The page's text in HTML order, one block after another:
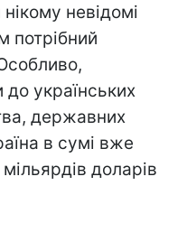
невідомі
потрібний
українських
державних
в сумі вже
доларів